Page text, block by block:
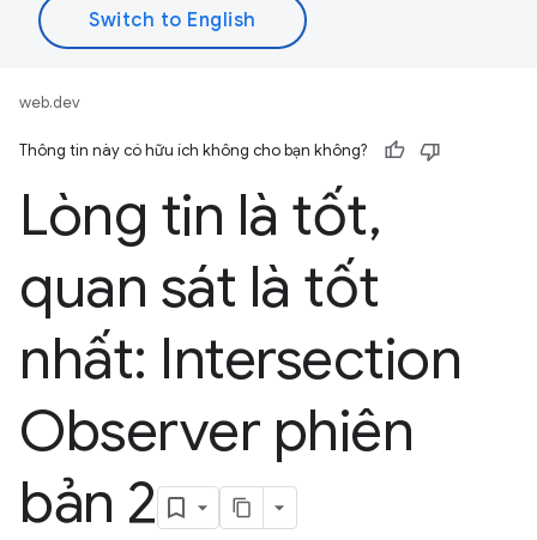
web.dev
Thông tin này có hữu ích không cho bạn không?
Lòng tin là tốt,
quan sát là tốt
nhất: Intersection
Observer phiên
bản 2